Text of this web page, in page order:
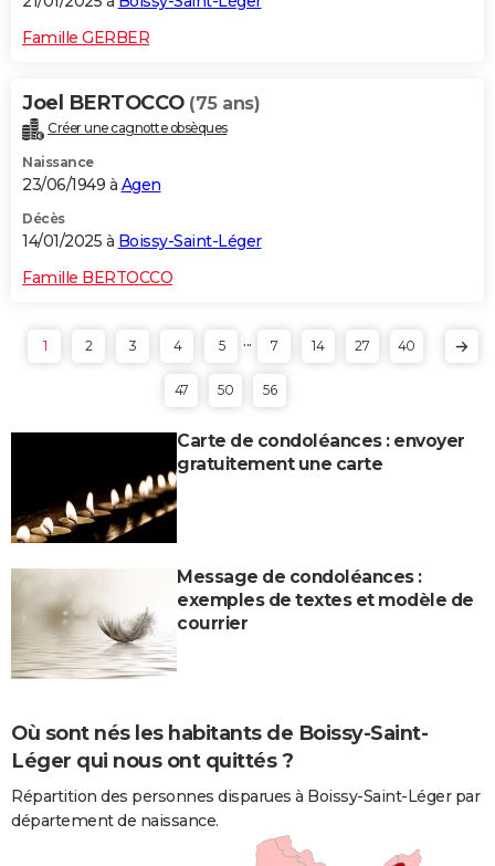
Famille GERBER
Joel BERTOCCO (75 ans)
Créer une cagnotte obsèques
Naissance
23/06/1949 à Agen
Décès
14/01/2025 à Boissy-Saint-Léger
Famille BERTOCCO
1 2 3 4 5 ... 7 14 27 40
47 50 56
Carte de condoléances : envoyer
gratuitement une carte
Message de condoléances :
exemples de textes et modèle de
courrier
Où sont nés les habitants de Boissy-Saint-
Léger qui nous ont quittés ?
Répartition des personnes disparues à Boissy-Saint-Léger par
département de naissance.